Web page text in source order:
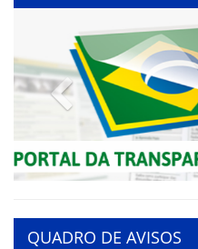
Previous
QUADRO DE AVISOS